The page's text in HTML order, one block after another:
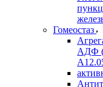
Гомеостаз
АДФ